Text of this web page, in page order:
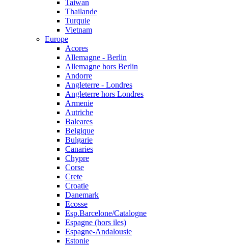
Taiwan
Thailande
Turquie
Vietnam
Europe
Acores
Allemagne - Berlin
Allemagne hors Berlin
Andorre
Angleterre - Londres
Angleterre hors Londres
Armenie
Autriche
Baleares
Belgique
Bulgarie
Canaries
Chypre
Corse
Crete
Croatie
Danemark
Ecosse
Esp.Barcelone/Catalogne
Espagne (hors iles)
Espagne-Andalousie
Estonie